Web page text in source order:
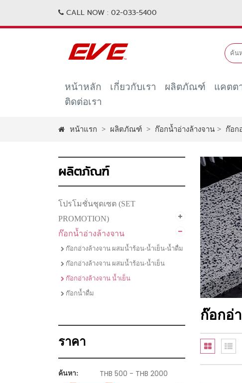
CALL NOW : 02-033-5400
หน้าหลัก เกี่ยวกับเรา ผลิตภัณฑ์ แคตต
ติดต่อเรา
หน้าแรก > ผลิตภัณฑ์ > ก๊อกน้ำอ่างล้างจาน > ก๊อก
ผลิตภัณฑ์
โปรโมชั่นชุดเซต (SET
PROMOTION)
ไมโครเวฟ
ชุดเซตเตาแก๊สพร้อมเครื่องดูดควัน
ชุดเซตเตาไฟฟ้าพร้อมเครื่องดูดควัน
ชุดเซตเตาแก๊ส เครื่่องดูดควัน และซิงค์ล้าง
จาน
ก๊อกน้ำอ่างล้างจาน
ก๊อกอ่างล้างจาน ผสมน้ำร้อน-น้ำเย็น-น้ำดื่ม
ก๊อกอ่างล้างจาน ผสมน้ำร้อน-น้ำเย็น
ก๊อกอ่างล้างจาน น้ำเย็น
ก๊อกน้ำดื่ม
ราคา
ค้นหา:
ก๊อกอ่